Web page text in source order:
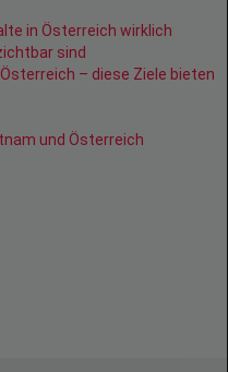
in Österreich wirklich
sind
– diese Ziele bieten
und Österreich